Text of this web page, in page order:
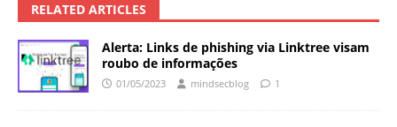
RELATED ARTICLES
Alerta: Links de phishing via Linktree visam
roubo de informações
01/05/2023 mindsecblog 1